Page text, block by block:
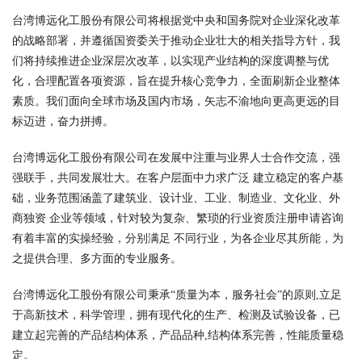
台湾博远化工股份有限公司将根据党中央和国务院对企业深化改革
的战略部署，并遵循国资委关于推动企业壮大的相关指导方针，我
们将持续推进企业深层次改革，以实现产业结构的深度调整与优
化，合理配置各项资源，旨在提升核心竞争力，全面刷新企业整体
素质。我们面向全球市场及国内市场，矢志不渝地向更高更远的目
标迈进，奋力拼搏。
台湾博远化工股份有限公司在发展中注重与业界人士合作交流，强
强联手，共同发展壮大。在客户层面中力求广泛 建立稳定的客户基
础，业务范围涵盖了建筑业、设计业、工业、制造业、文化业、外
商独资 企业等领域，针对较为复杂、繁琐的行业资质注册申请咨询
有着丰富的实操经验，分别满足 不同行业，为各企业尽其所能，为
之提供合理、多方面的专业服务。
台湾博远化工股份有限公司秉承“质量为本，服务社会”的原则,立足
于高新技术，科学管理，拥有现代化的生产、检测及试验设备，已
建立起完善的产品结构体系，产品品种,结构体系完善，性能质量稳
定。